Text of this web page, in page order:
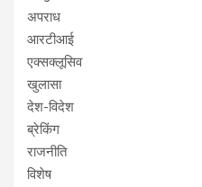
अपराध
आरटीआई
एक्सक्लूसिव
खुलासा
देश-विदेश
ब्रेकिंग
राजनीति
विशेष